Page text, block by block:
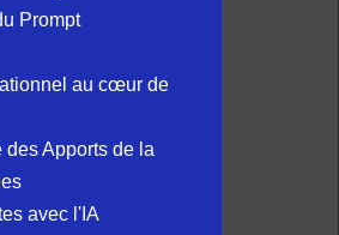
Prompt
au cœur de
des Apports de la
avec l'IA